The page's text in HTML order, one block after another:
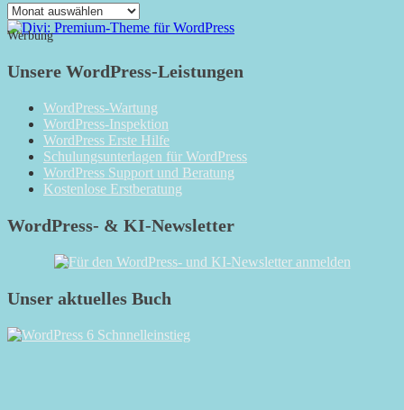
Das
Monatsarchiv
Werbung
Unsere WordPress-Leistungen
WordPress-Wartung
WordPress-Inspektion
WordPress Erste Hilfe
Schulungsunterlagen für WordPress
WordPress Support und Beratung
Kostenlose Erstberatung
WordPress- & KI-Newsletter
Unser aktuelles Buch